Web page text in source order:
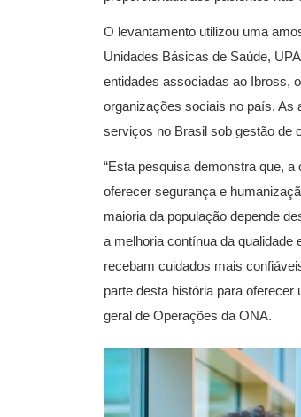
O levantamento utilizou uma
Unidades Básicas de Saúde,
entidades associadas ao Ibross,
organizações sociais no país. As
serviços no Brasil sob gestão de
“Esta pesquisa demonstra que,
oferecer segurança e
maioria da população depende
a melhoria contínua da
recebam cuidados mais
parte desta história para oferecer
geral de Operações da ONA.